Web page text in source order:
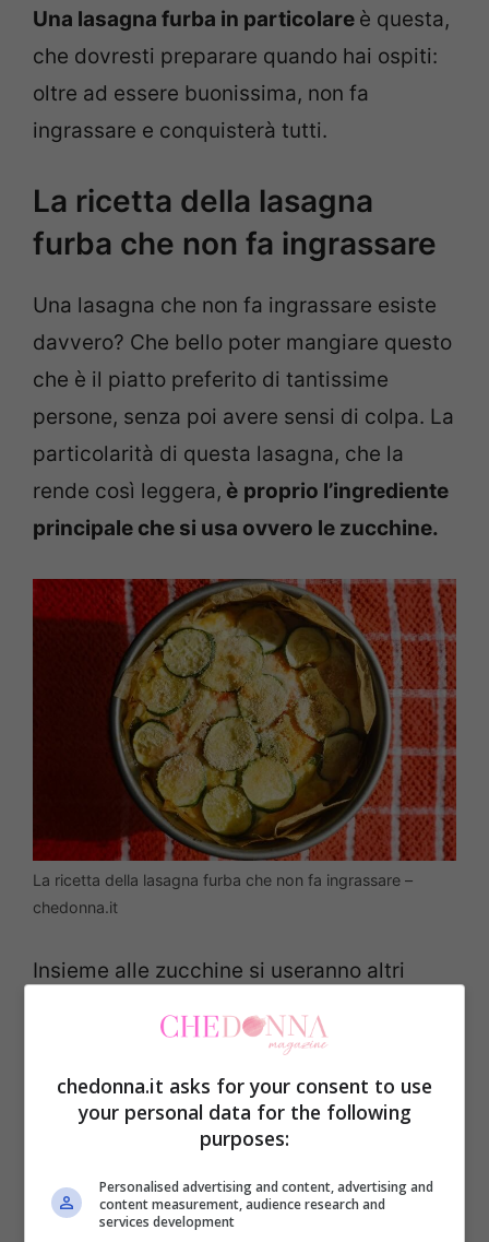
Una lasagna furba in particolare è questa,
che dovresti preparare quando hai ospiti:
oltre ad essere buonissima, non fa
ingrassare e conquisterà tutti.
La ricetta della lasagna
furba che non fa ingrassare
Una lasagna che non fa ingrassare esiste
davvero? Che bello poter mangiare questo
che è il piatto preferito di tantissime
persone, senza poi avere sensi di colpa. La
particolarità di questa lasagna, che la
rende così leggera, è proprio l’ingrediente
principale che si usa ovvero le zucchine.
La ricetta della lasagna furba che non fa ingrassare –
chedonna.it
Insieme alle zucchine si useranno altri
formaggi filanti, uova, parmigiano. Tutto
questo contribuirà a rendere il piatto
cremoso e super appetitoso. Ingredienti
per lasagna di zucchine:
3 zucchine
chedonna.it asks for your consent to use
your personal data for the following
purposes:
Personalised advertising and content, advertising and
content measurement, audience research and
services development